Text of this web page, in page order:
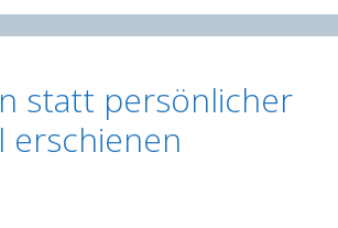
statt persönlicher
erschienen